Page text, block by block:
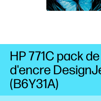
HP 771C pack
d'encre
(B6Y31A)